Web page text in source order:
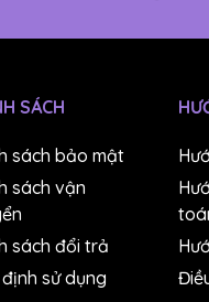
mình.
xây dựng, sản xuất,
công cụ không thể
SÁCH
sách bảo mật
sách vận
sách đổi trả
sử dụng